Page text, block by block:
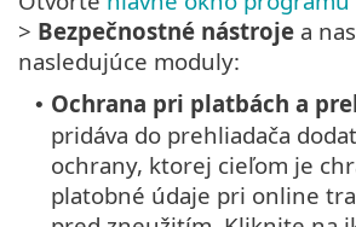
> Bezpečnostné nástroje a
nasledujúce moduly:
• Ochrana pri platbách a
pridáva do prehliadača
ochrany, ktorej cieľom je
platobné údaje pri online